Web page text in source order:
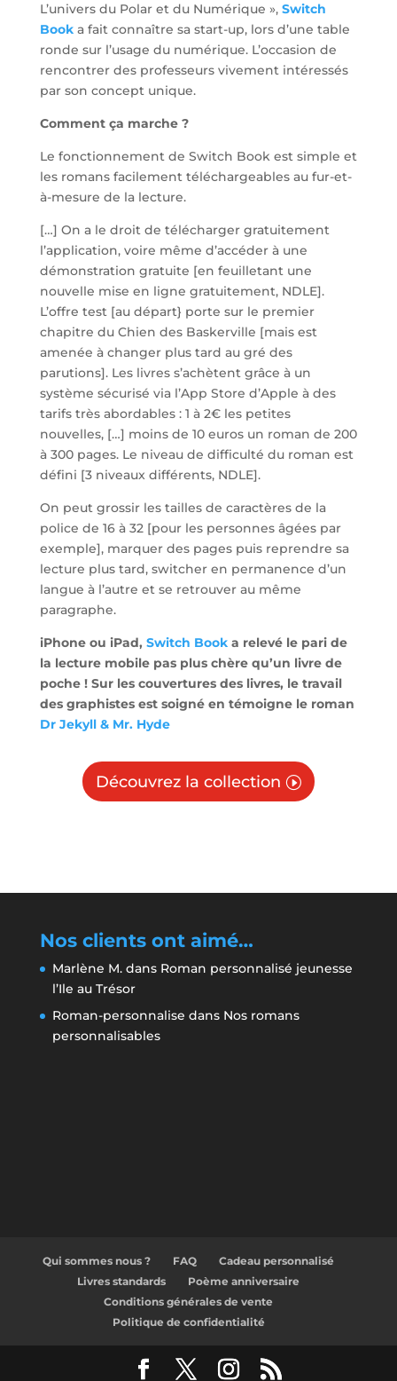
L’univers du Polar et du Numérique », Switch
Booka fait connaître sa start-up, lors d’une table
ronde sur l’usage du numérique. L’occasion de
rencontrer des professeurs vivement intéressés
par son concept unique.
Comment ça marche ?
Le fonctionnement de Switch Book est simple et
les romans facilement téléchargeables au fur-et-
à-mesure de la lecture.
[…] On a le droit de télécharger gratuitement
l’application, voire même d’accéder à une
démonstration gratuite [en feuilletant une
nouvelle mise en ligne gratuitement, NDLE].
L’offre test [au départ} porte sur le premier
chapitre du Chien des Baskerville [mais est
amenée à changer plus tard au gré des
parutions]. Les livres s’achètent grâce à un
système sécurisé via l’App Store d’Apple à des
tarifs très abordables : 1 à 2€ les petites
nouvelles, […] moins de 10 euros un roman de 200
à 300 pages. Le niveau de difficulté du roman est
défini [3 niveaux différents, NDLE].
On peut grossir les tailles de caractères de la
police de 16 à 32 [pour les personnes âgées par
exemple], marquer des pages puis reprendre sa
lecture plus tard, switcher en permanence d’un
langue à l’autre et se retrouver au même
paragraphe.
iPhone ou iPad, Switch Booka relevé le pari de
la lecture mobile pas plus chère qu’un livre de
poche ! Sur les couvertures des livres, le travail
des graphistes est soigné en témoigne le roman
Dr Jekyll & Mr. Hyde
Découvrez la collection
Nos clients ont aimé…
Marlène M.dans Roman personnalisé jeunesse
l’Ile au Trésor
Roman-personnalise dans Nos romans
personnalisables
Qui sommes nous ? FAQ
Cadeau personnalisé
Livres standards
Poème anniversaire
Conditions générales de vente
Politique de confidentialité